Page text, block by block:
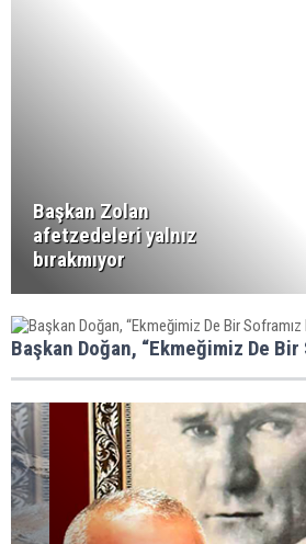
Başkan Zolan
afetzedeleri yalnız
bırakmıyor
Başkan Doğan, “Ekmeğimiz De Bir